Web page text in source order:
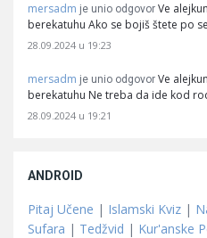
mersadm je unio odgovor Ve
berekatuhu Ako se bojiš štete po
28.09.2024 u 19:23
mersadm je unio odgovor Ve
berekatuhu Ne treba da ide kod
28.09.2024 u 19:21
ANDROID
Pitaj Učene | Islamski Kviz |
Sufara | Tedžvid | Kur'anske